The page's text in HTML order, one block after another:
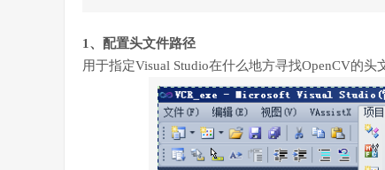
1、配置头文件路径
用于指定Visual Studio在什么地方寻找OpenCV的头